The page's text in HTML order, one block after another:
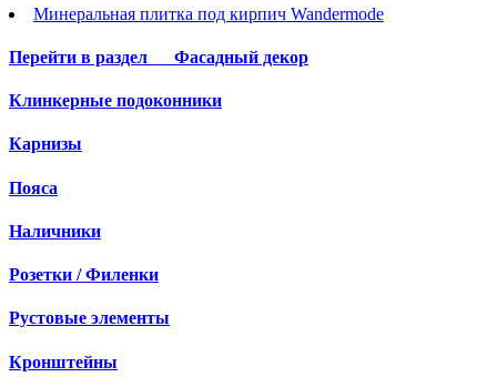
Минеральная плитка под кирпич Wandermode
Перейти в раздел Фасадный декор
Клинкерные подоконники
Карнизы
Пояса
Наличники
Розетки / Филенки
Рустовые элементы
Кронштейны